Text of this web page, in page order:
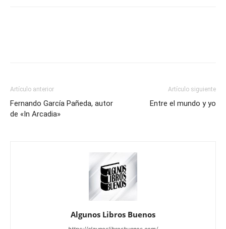
Artículo anterior
Fernando García Pañeda, autor
de «In Arcadia»
Artículo siguiente
Entre el mundo y yo
Algunos Libros Buenos